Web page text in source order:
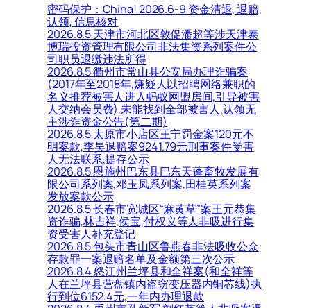
密码保护：China! 2026.6-9 资金清退, 退赔,
认领, 信息核对
2026.8.5 天津市河北区敦促潘超等涉天津泰
博瑞投资管理有限公司非法集资系列案件公
司职员退缴违法所得
2026.8.5 衢州市常山县公安局办理诈骗案
(2017年至2018年,嫌疑人以招聘网络兼职的
名义推荐被害人进入蚂蚁网盟房间,引导被害
人交纳会员费),未能找到全部被害人,认领无
主涉诈资金公告(第二期)
2026.8.5 太原市小店区王宁罚金案120元不
明案款,李昊退赔案9241.79元刑事案件受害
人无法联系,提存公示
2026.8.5 恩施州巴东县巴东天蓬畜牧发展有
限公司系列案,邓玉凤系列案,田桂英系列案
发放案款公示
2026.8.5 长春市宽城区“麻黄草”案王元恭集
资诈骗,林吉祥,侯宝,付权义等人非吸进行集
资受害人补充登记
2026.8.5 包头市青山区鲁燕春非法吸收公众
存款罪一案退赔名单及金额第三次公示
2026.8.4 怒江州兰坪县和全祥案(和全祥等
人在兰坪县营盘镇内盗窃变压器内铜芯线)执
行到位6152.4元,一年内办理退款